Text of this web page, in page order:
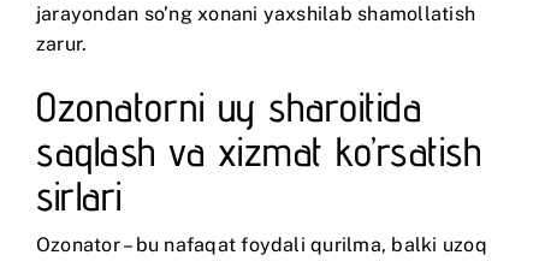
jarayondan so’ng xonani yaxshilab shamollatish
zarur.
Ozonatorni uy sharoitida
saqlash va xizmat ko’rsatish
sirlari
Ozonator – bu nafaqat foydali qurilma, balki uzoq